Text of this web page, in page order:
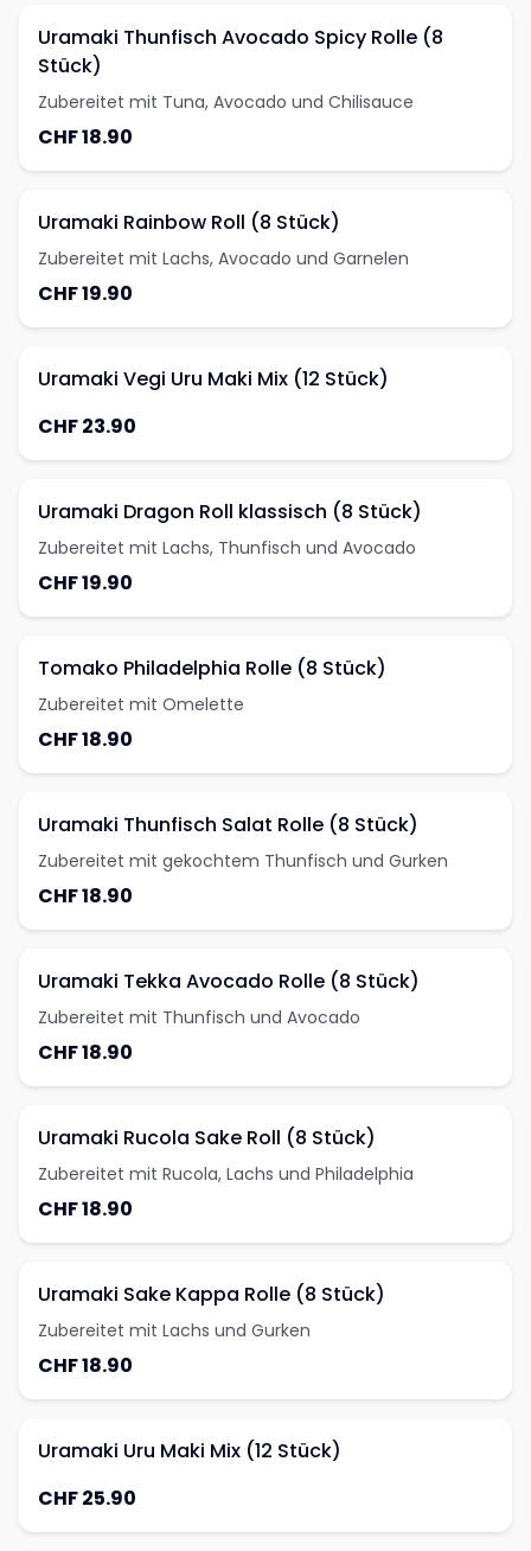
Uramaki Thunfisch Avocado Spicy Rolle (8
Stück)
Zubereitet mit Tuna, Avocado und Chilisauce
CHF 18.90
Uramaki Rainbow Roll (8 Stück)
Zubereitet mit Lachs, Avocado und Garnelen
CHF 19.90
Uramaki Vegi Uru Maki Mix (12 Stück)
CHF 23.90
Uramaki Dragon Roll klassisch (8 Stück)
Zubereitet mit Lachs, Thunfisch und Avocado
CHF 19.90
Tomako Philadelphia Rolle (8 Stück)
Zubereitet mit Omelette
CHF 18.90
Uramaki Thunfisch Salat Rolle (8 Stück)
Zubereitet mit gekochtem Thunfisch und Gurken
CHF 18.90
Uramaki Tekka Avocado Rolle (8 Stück)
Zubereitet mit Thunfisch und Avocado
CHF 18.90
Uramaki Rucola Sake Roll (8 Stück)
Zubereitet mit Rucola, Lachs und Philadelphia
CHF 18.90
Uramaki Sake Kappa Rolle (8 Stück)
Zubereitet mit Lachs und Gurken
CHF 18.90
Uramaki Uru Maki Mix (12 Stück)
CHF 25.90